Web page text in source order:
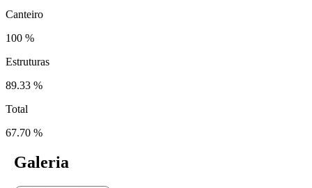
Canteiro
100 %
Estruturas
89.33 %
Total
67.70 %
Galeria